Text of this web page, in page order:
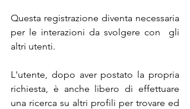
Questa registrazione diventa necessaria
per le interazioni da svolgere con  gli
altri utenti.
L'utente, dopo aver postato la propria
richiesta, è anche libero di effettuare
una ricerca su altri profili per trovare ed